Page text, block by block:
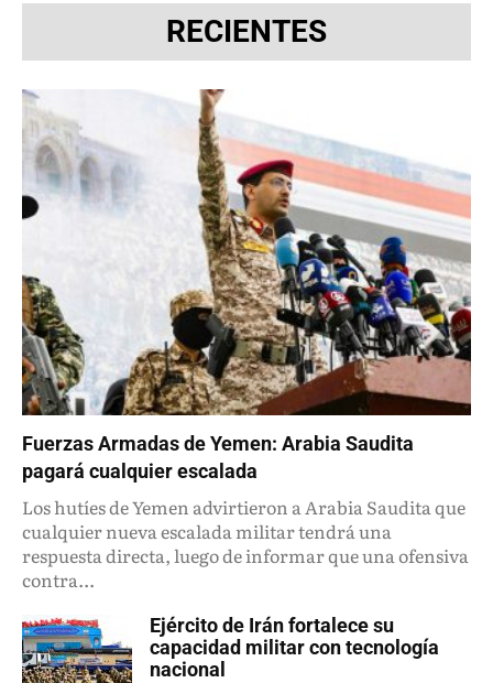
RECIENTES
Fuerzas Armadas de Yemen: Arabia Saudita
pagará cualquier escalada
Los hutíes de Yemen advirtieron a Arabia Saudita que
cualquier nueva escalada militar tendrá una
respuesta directa, luego de informar que una ofensiva
contra...
Ejército de Irán fortalece su
capacidad militar con tecnología
nacional